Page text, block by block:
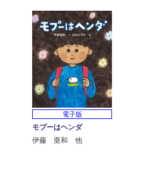
電子版
モプーはヘンダ
伊藤 亜和 他